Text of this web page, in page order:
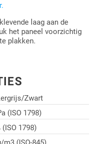
laag aan de
het paneel voorzichtig
plakken.
Zwart
(ISO 1798)
(ISO 1798)